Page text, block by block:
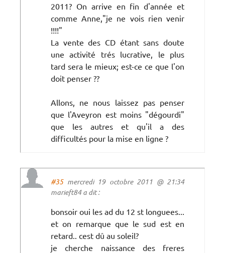
2011? On arrive en fin d'année et
comme Anne,"je ne vois rien venir
!!!!"
La vente des CD étant sans doute
une activité trés lucrative, le plus
tard sera le mieux; est-ce ce que l'on
doit penser ??
Allons, ne nous laissez pas penser
que l'Aveyron est moins "dégourdi"
que les autres et qu'il a des
difficultés pour la mise en ligne ?
#35mercredi 19 octobre 2011 @ 21:34
marieft84 a dit :
bonsoir oui les ad du 12 st longuees...
et on remarque que le sud est en
retard.. cest dû au soleil?
je cherche naissance des freres